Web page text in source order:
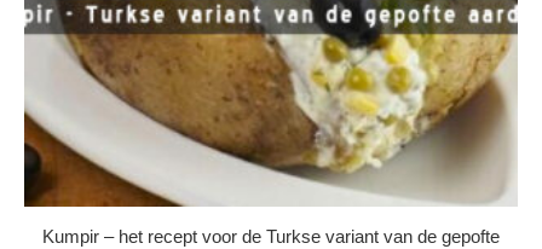
Kumpir – het recept voor de Turkse variant van de gepofte